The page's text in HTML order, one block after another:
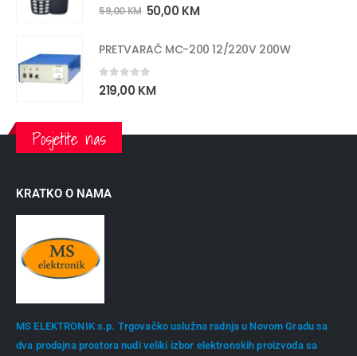
0 out of 5
59,00KM 50,00 KM
PRETVARAČ MC-200 12/220V 200W
0out of 5
219,00 KM
Posjetite nas
KRATKO O NAMA
MS ELEKTRONIK s.p. Trgovačko uslužna radnja u Novom Gradu sa
dva prodajna prostora nudi veliki izbor elektronskih proizvoda sa